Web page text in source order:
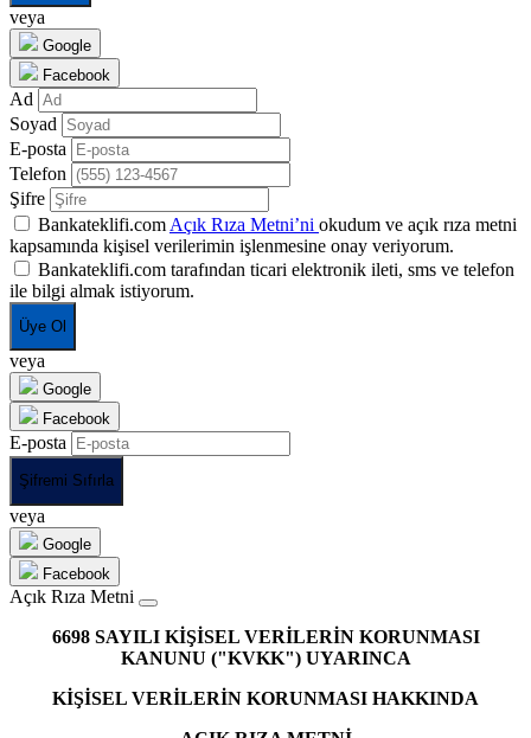
veya
Google
Facebook
Ad
Soyad
E-posta
Telefon
Şifre
Bankateklifi.com Açık Rıza Metni’ni okudum ve açık rıza metni
kapsamında kişisel verilerimin işlenmesine onay veriyorum.
Bankateklifi.com tarafından ticari elektronik ileti, sms ve telefon
ile bilgi almak istiyorum.
Üye Ol
veya
Google
Facebook
E-posta
Şifremi Sıfırla
veya
Google
Facebook
Açık Rıza Metni
6698 SAYILI KİŞİSEL VERİLERİN KORUNMASI
KANUNU ("KVKK") UYARINCA
KİŞİSEL VERİLERİN KORUNMASI HAKKINDA